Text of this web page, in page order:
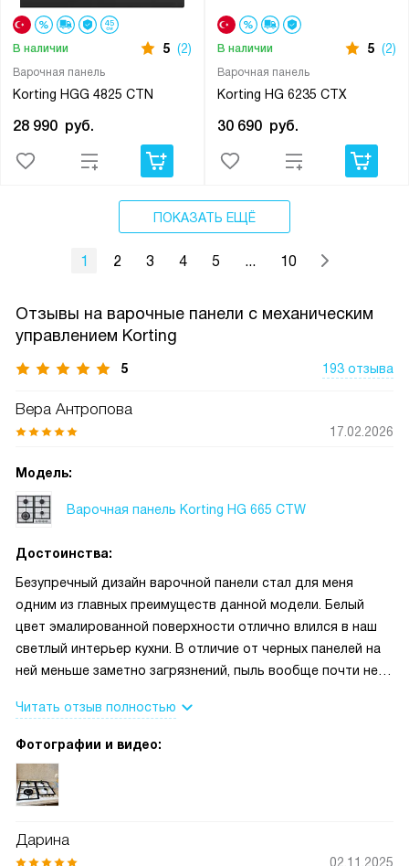
Варочная панель
Korting HGG 4825 CTN
В наличии 5 (2)
28 990 руб.
Варочная панель
Korting HG 6235 CTX
В наличии 5 (2)
30 690 руб.
ПОКАЗАТЬ ЕЩЁ
1 2 3 4 5 ... 10
Отзывы на варочные панели с механическим
управлением Korting
5 193 отзыва
Вера Антропова
17.02.2026
Модель:
Варочная панель Korting HG 665 CTW
Достоинства:
Безупречный дизайн варочной панели стал для меня
одним из главных преимуществ данной модели. Белый
цвет эмалированной поверхности отлично влился в наш
светлый интерьер кухни. В отличие от черных панелей на
ней меньше заметно загрязнений, пыль вообще почти не
Они прочные и надежные. Наличие мощной WOK-конфорки
стало настоящим открытием, позволяя быстро
простое и удобное механическое управление.
Читать отзыв полностью
Фотографии и видео:
Дарина
02.11.2025